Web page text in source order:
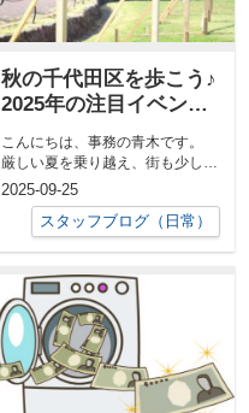
秋の千代田区を歩こう♪
2025年の注目イベント
こんにちは、事務の青木です。
厳しい夏を乗り越え、街も少しず
つではありますが秋の彩りを感じ
られお出...
2025-09-25
スタッフブログ（日常）